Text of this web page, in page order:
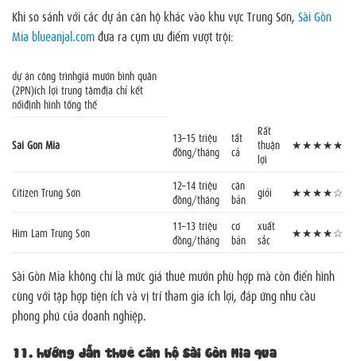
Khi so sánh với các dự án căn hộ khác vào khu vực Trung Sơn, Sài Gòn
Mia blueanjal.comđưa ra cụm ưu điểm vượt trội:
dự án công trìnhgiá mướn bình quân
(2PN)ích lợi trung tâmđịa chỉ kết
nốiđịnh hình tổng thể
Sài Gòn Mia
13–15 triệu
đồng/tháng
tất
cả
Rất
thuận
lợi
★★★★★
Citizen Trung Sơn
12–14 triệu
đồng/tháng
căn
bản
giỏi ★★★★☆
Him Lam Trung Sơn
11–13 triệu
đồng/tháng
cơ
bản
xuất
sắc
★★★★☆
Sài Gòn Mia không chỉ là mức giá thuê mướn phù hợp mà còn điển hình
cùng với tập hợp tiện ích và vị trí tham gia ích lợi, đáp ứng nhu cầu
phong phú của doanh nghiệp.
11. hướng dẫn thuê căn hộ Sài Gòn Mia qua